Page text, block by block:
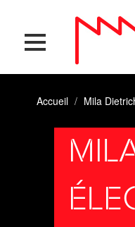
contenu
principal
Accueil Mila